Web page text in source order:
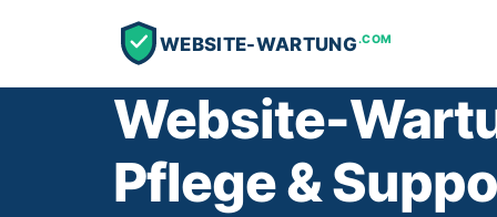
WEBSITE-WARTUNG.COM
Website-
Pflege &